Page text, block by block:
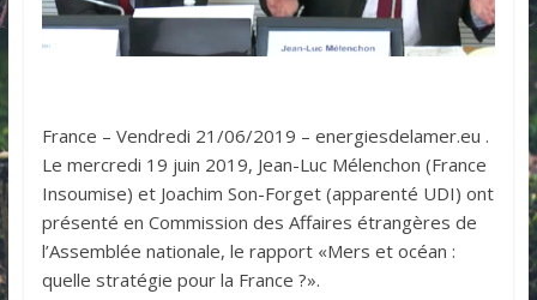
France – Vendredi 21/06/2019 – energiesdelamer.eu .
Le mercredi 19 juin 2019, Jean-Luc Mélenchon (France
Insoumise) et Joachim Son-Forget (apparenté UDI) ont
présenté en Commission des Affaires étrangères de
l’Assemblée nationale, le rapport «Mers et océan :
quelle stratégie pour la France ?».